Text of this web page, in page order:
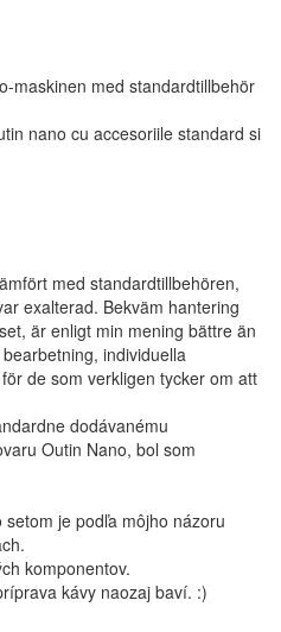
maskinen med standardtillbehör
nano cu accesoriile standard si
med standardtillbehören,
exalterad. Bekväm hantering
är enligt min mening bättre än
individuella
de som verkligen tycker om att
dodávanému
Outin Nano, bol som
je podľa môjho názoru
komponentov.
kávy naozaj baví. :)